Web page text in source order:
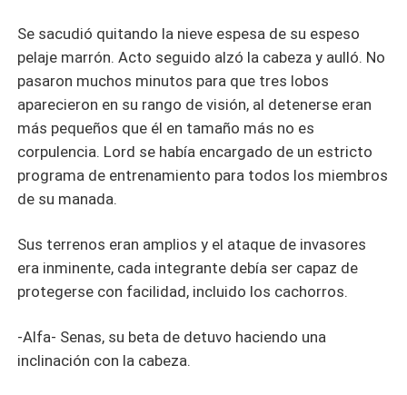
Se sacudió quitando la nieve espesa de su espeso
pelaje marrón. Acto seguido alzó la cabeza y aulló. No
pasaron muchos minutos para que tres lobos
aparecieron en su rango de visión, al detenerse eran
más pequeños que él en tamaño más no es
corpulencia. Lord se había encargado de un estricto
programa de entrenamiento para todos los miembros
de su manada.
Sus terrenos eran amplios y el ataque de invasores
era inminente, cada integrante debía ser capaz de
protegerse con facilidad, incluido los cachorros.
-Alfa- Senas, su beta de detuvo haciendo una
inclinación con la cabeza.